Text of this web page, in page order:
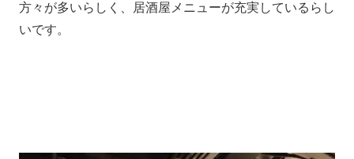
方々が多いらしく、居酒屋メニューが充実しているらし
いです。